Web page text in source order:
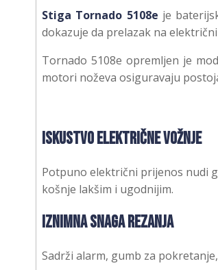
Stiga Tornado 5108e je
dokazuje da prelazak na
Tornado 5108e opremljen je
motori noževa osiguravaju
Iskustvo električne vožnje
Potpuno električni prijenos nudi
košnje lakšim i ugodnijim.
Iznimna snaga rezanja
Sadrži alarm, gumb za